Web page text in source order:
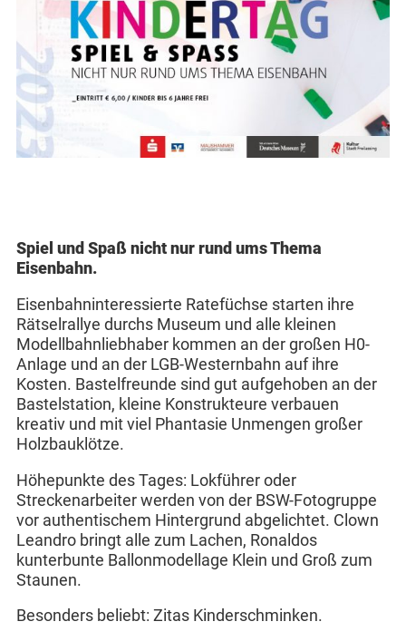
Spiel und Spaß nicht nur rund ums Thema
Eisenbahn.
Eisenbahninteressierte Ratefüchse starten ihre
Rätselrallye durchs Museum und alle kleinen
Modellbahnliebhaber kommen an der großen H0-
Anlage und an der LGB-Westernbahn auf ihre
Kosten. Bastelfreunde sind gut aufgehoben an der
Bastelstation, kleine Konstrukteure verbauen
kreativ und mit viel Phantasie Unmengen großer
Holzbauklötze.
Höhepunkte des Tages: Lokführer oder
Streckenarbeiter werden von der BSW-Fotogruppe
vor authentischem Hintergrund abgelichtet. Clown
Leandro bringt alle zum Lachen, Ronaldos
kunterbunte Ballonmodellage Klein und Groß zum
Staunen.
Besonders beliebt: Zitas Kinderschminken.